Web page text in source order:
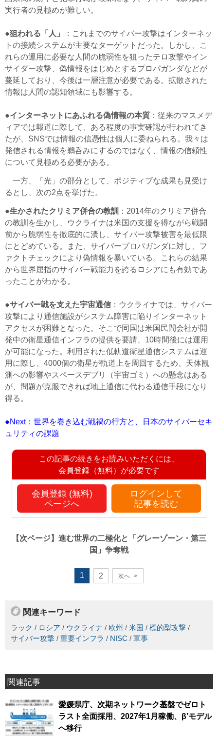
実行者の見極めが難しい。
●狙われる「人」
：これまでのサイバー攻撃はインターネッ
トの接続システムが主要なターゲットだった。しかし、こ
れらの運用に必要な人間の脆弱性を狙ったテロ攻撃やイン
サイダー攻撃、偽情報をはじめとするプロパガンダなどが
蔓延しており、今後は一層注意が必要である。拡散された
情報は人間の認知領域にも影響する。
●インターネットにあふれる偽情報の本質 ：従来のマスメデ
ィアでは報道に際して、ある程度の事実確認が行われてき
たが、SNSでは情報の信憑性は個人に委ねられる。我々は
発信される情報を鵜呑みにするのではなく、情報の信頼性
について見極める必要がある。
一方、「光」の部分として、ポジティブな成果も見受け
るとし、次の2点を挙げた。
●生かされたクリミア併合の教訓
：2014年のクリミア併合
の教訓を生かし、ウクライナは米国の支援を得ながら戦闘
前から脆弱性を徹底的に潰し、サイバー攻撃被害を最低限
にとどめている。また、サイバープロパガンダに対し、フ
ァクトチェックにより偽情報を暴いている。これらの結果
から世界屈指のサイバー戦能力を誇るロシアにも有効であ
ったことがわかる。
●サイバー戦を支えた宇宙通信 ：ウクライナでは、サイバー
攻撃により通信施設がシステム障害に陥りインターネット
アクセスが困難となった。そこで同国は米国民間会社が開
発中の衛星通信インフラの提供を要請、10時間後には運用
が可能になった。利用された低軌道衛星通信システムは運
用に際し、4000個の衛星が軌道上を周回するため、天体観
測への影響やスペースデブリ（宇宙ゴミ）への懸念はある
が、問題が克服できれば地上通信に代わる通信手段になり
得る。
●Next：世界を巻き込む戦禍の行方と、日本のサイバーセキ
ュリティの課題
この記事の続きをお読みいただくには、
会員登録（無料）が必要です
会員登録 (無料)
ページへ
ログインして
記事を読む
【次ページ】 進む世界の二極化と「グレーゾーン・第三
国」争奪戦
1 2 次へ >
関連キーワード
ラック / ロシア / ウクライナ / 欧州 / 米国 / 標的型攻撃 /
サイバー攻撃 / 重要インフラ / NISC / 軍事
関連記事
愛媛県庁、次期ネットワーク基盤でゼロト
ラスト全面採用、2027年1月稼働、β'モデル
へ移行